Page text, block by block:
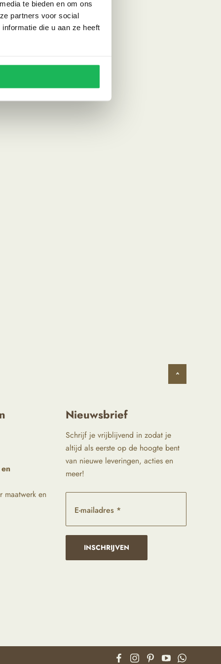
te bieden en om ons
partners voor social
die u aan ze heeft
^
maatwerk en
Nieuwsbrief
Schrijf je vrijblijvend in zodat je
altijd als eerste op de hoogte bent
van nieuwe leveringen, acties en
meer!
E-mailadres *
INSCHRIJVEN